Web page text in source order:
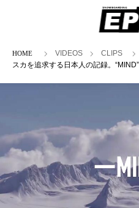
ホームVIDEOS CLIPS
スカを追求する日本人の記録。